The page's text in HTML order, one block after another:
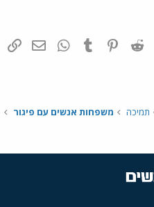
Twitter
Reddit
Pinterest
Tumblr
WhatsApp
דואר
תמיכה משפחות אנשים עם פיגור